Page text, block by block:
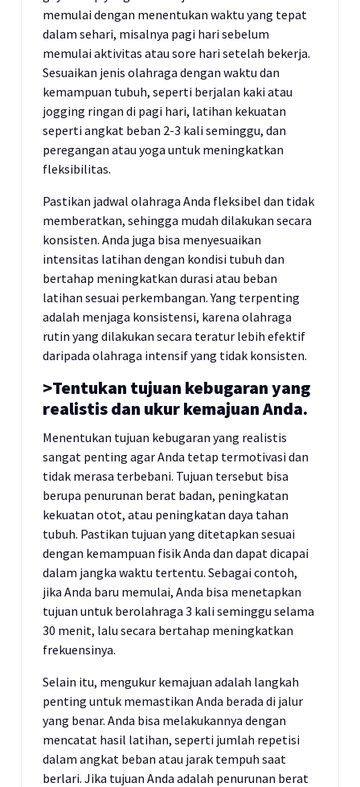
memulai dengan menentukan waktu yang tepat
dalam sehari, misalnya pagi hari sebelum
memulai aktivitas atau sore hari setelah bekerja.
Sesuaikan jenis olahraga dengan waktu dan
kemampuan tubuh, seperti berjalan kaki atau
jogging ringan di pagi hari, latihan kekuatan
seperti angkat beban 2-3 kali seminggu, dan
peregangan atau yoga untuk meningkatkan
fleksibilitas.
Pastikan jadwal olahraga Anda fleksibel dan tidak
memberatkan, sehingga mudah dilakukan secara
konsisten. Anda juga bisa menyesuaikan
intensitas latihan dengan kondisi tubuh dan
bertahap meningkatkan durasi atau beban
latihan sesuai perkembangan. Yang terpenting
adalah menjaga konsistensi, karena olahraga
rutin yang dilakukan secara teratur lebih efektif
daripada olahraga intensif yang tidak konsisten.
>Tentukan tujuan kebugaran yang
realistis dan ukur kemajuan Anda.
Menentukan tujuan kebugaran yang realistis
sangat penting agar Anda tetap termotivasi dan
tidak merasa terbebani. Tujuan tersebut bisa
berupa penurunan berat badan, peningkatan
kekuatan otot, atau peningkatan daya tahan
tubuh. Pastikan tujuan yang ditetapkan sesuai
dengan kemampuan fisik Anda dan dapat dicapai
dalam jangka waktu tertentu. Sebagai contoh,
jika Anda baru memulai, Anda bisa menetapkan
tujuan untuk berolahraga 3 kali seminggu selama
30 menit, lalu secara bertahap meningkatkan
frekuensinya.
Selain itu, mengukur kemajuan adalah langkah
penting untuk memastikan Anda berada di jalur
yang benar. Anda bisa melakukannya dengan
mencatat hasil latihan, seperti jumlah repetisi
dalam angkat beban atau jarak tempuh saat
berlari. Jika tujuan Anda adalah penurunan berat